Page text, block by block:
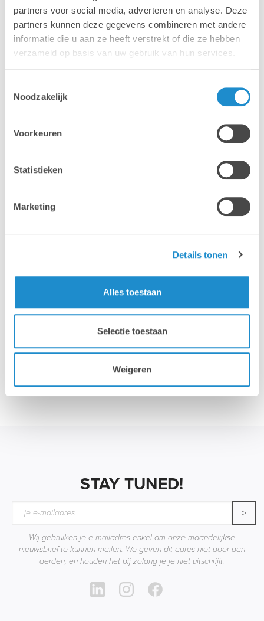
partners voor social media, adverteren en analyse. Deze
partners kunnen deze gegevens combineren met andere
informatie die u aan ze heeft verstrekt of die ze hebben
verzameld op basis van uw gebruik van hun services.
Noodzakelijk
Voorkeuren
Statistieken
Marketing
Details tonen
Alles toestaan
Selectie toestaan
Weigeren
minder supporttickets, lagere afhandelkosten per ticket en IT-
medewerkers dietot twee keer zoveel deviceskunnen
beheren.
lager energie-verbruik
. Betere performance, betrouwbaarheid en
batterijduur zorgen voor minder wachttijd en minder
lager risicoop datalekkenbij verlies of diestal dankzij de
architectuur van macOS, automatische encryptie en updates.
Lees de studie (in het Engels)
Laat je eigen voordeel berekenen
STAY TUNED!
>
Wij gebruiken je e-mailadres enkel om onze maandelijkse
nieuwsbrief te kunnen mailen. We geven dit adres niet door aan
derden, en houden het bij zolang je je niet uitschrijft.